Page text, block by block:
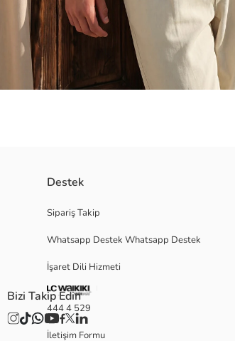
Marka:
Cinsiyet:
Kalıp:
Destek
Sipariş Takip
Whatsapp Destek Whatsapp Destek
İşaret Dili Hizmeti
444 4 529
İletişim Formu
Bizi Takip Edin